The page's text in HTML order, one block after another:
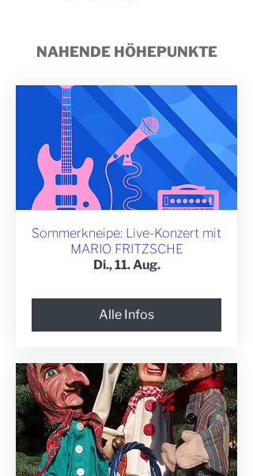
NAHENDE HÖHEPUNKTE
Sommerkneipe: Live-Konzert mit
MARIO FRITZSCHE
Di., 11. Aug.
Alle Infos